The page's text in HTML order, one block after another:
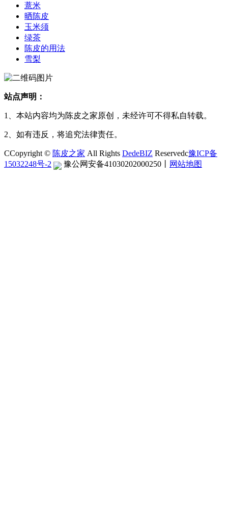
薏米
晒陈皮
玉米须
绿茶
陈皮的用法
雪梨
站点声明：
1、本站内容均为陈皮之家原创，未经许可不得私自转载。
2、如有违反，将追究法律责任。
CCopyright © 陈皮之家 All Rights DedeBIZ Reservedc豫ICP备
15032248号-2
豫公网安备41030202000250 网站地图